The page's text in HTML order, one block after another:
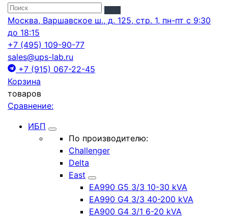
Москва, Варшавское ш., д. 125, стр. 1, пн-пт с 9:30
до 18:15
+7 (495) 109-90-77
sales@ups-lab.ru
+7 (915) 067-22-45
Корзина
товаров
Сравнение:
ИБП
По производителю:
Challenger
Delta
East
EA990 G5 3/3 10-30 kVA
EA990 G4 3/3 40-200 kVA
EA900 G4 3/1 6-20 kVA